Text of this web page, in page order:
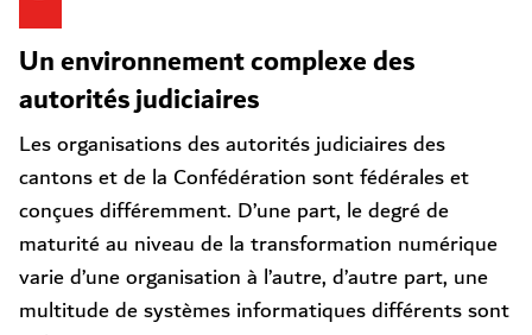
Un environnement complexe des
autorités judiciaires
Les organisations des autorités judiciaires des
cantons et de la Confédération sont fédérales et
conçues différemment. D’une part, le degré de
maturité au niveau de la transformation numérique
varie d’une organisation à l’autre, d’autre part, une
multitude de systèmes informatiques différents sont